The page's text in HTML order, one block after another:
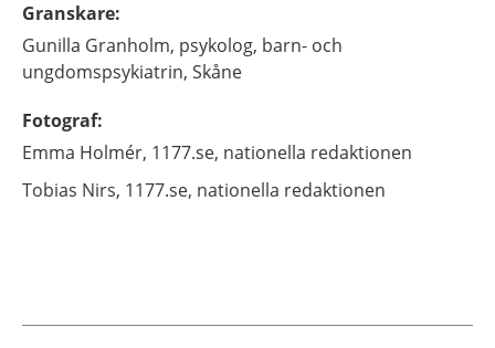
Granskare:
Gunilla Granholm, psykolog, barn- och
ungdomspsykiatrin, Skåne
Fotograf:
Emma Holmér, 1177.se, nationella redaktionen
Tobias Nirs, 1177.se, nationella redaktionen